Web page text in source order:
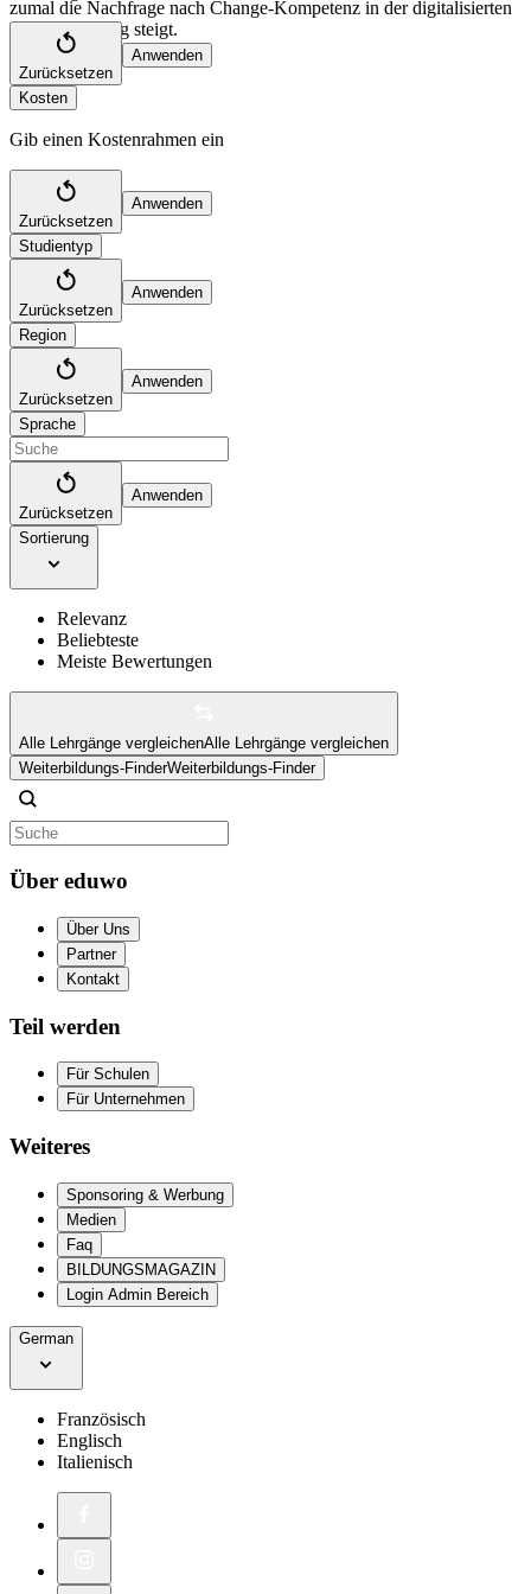
zumal die Nachfrage nach Change-Kompetenz in der digitalisierten
Wirtschaft stetig steigt.
Zurücksetzen
Anwenden
Kosten
Gib einen Kostenrahmen ein
Zurücksetzen
Anwenden
Studientyp
Zurücksetzen
Anwenden
Region
Zurücksetzen
Anwenden
Sprache
Zurücksetzen
Anwenden
Sortierung
Relevanz
Beliebteste
Meiste Bewertungen
Alle Lehrgänge vergleichenAlle Lehrgänge vergleichen
Weiterbildungs-FinderWeiterbildungs-Finder
Über eduwo
Über Uns
Partner
Kontakt
Teil werden
Für Schulen
Für Unternehmen
Weiteres
Sponsoring & Werbung
Medien
Faq
BILDUNGSMAGAZIN
Login Admin Bereich
German
Französisch
Englisch
Italienisch